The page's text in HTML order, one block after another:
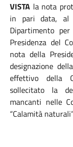
VISTA la nota
in pari data, al
Dipartimento
Presidenza del
nota della
designazione
effettivo della
sollecitato la
mancanti nelle
“Calamità